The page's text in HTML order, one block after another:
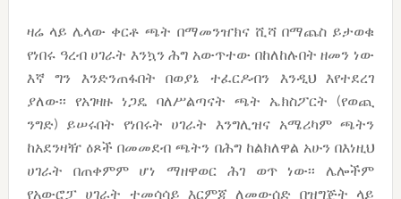
ዛሬ ላይ ሌላው ቀርቶ ጫት በማመንዠክና ሺሻ በማጨስ ይታወቁ
የነበሩ ዓረብ ሀገራት እንኳን ሕግ አውጥተው በከለከሉበት ዘመን ነው
እኛ ግን እንድንጠፋበት በወያኔ ተፈርዶብን እንዲህ እየተደረገ
ያለው፡፡ የአገዛዙ ነጋዴ ባለሥልጣናት ጫት ኤክስፖርት (የወጪ
ንግድ) ይሠሩበት የነበሩት ሀገራት እንግሊዝና አሜሪካም ጫትን
ከአደንዛዥ ዕጾች በመመደብ ጫትን በሕግ ከልክለዋል አሁን በእነዚህ
ሀገራት በጠቀምም ሆነ ማዘዋወር ሕገ ወጥ ነው፡፡ ሌሎችም
የአውሮፓ ሀገራት ተመሳሳይ እርምጃ ለመውሰድ በዝግጅት ላይ